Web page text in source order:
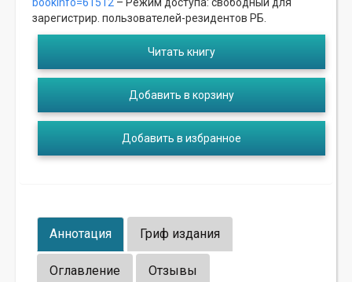
bookinfo=61512 – Режим доступа: свободный для
зарегистрир. пользователей-резидентов РБ.
Читать книгу
Добавить в корзину
Добавить в избранное
Аннотация Гриф издания
Оглавление Отзывы